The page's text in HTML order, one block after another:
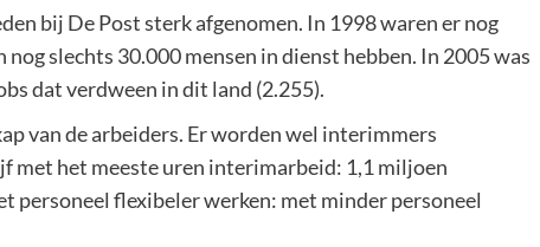
bij De Post sterk afgenomen. In 1998 waren er nog
slechts 30.000 mensen in dienst hebben. In 2005 was
dat verdween in dit land (2.255).
van de arbeiders. Er worden wel interimmers
met het meeste uren interimarbeid: 1,1 miljoen
personeel flexibeler werken: met minder personeel